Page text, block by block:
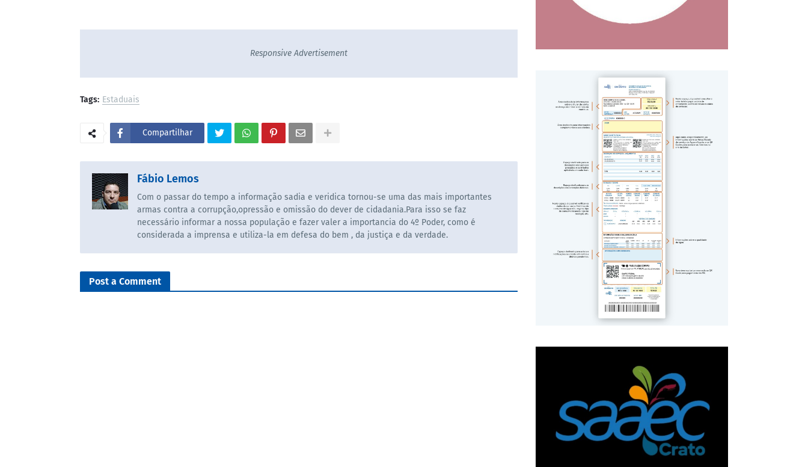
Responsive Advertisement
Tags: Estaduais
Compartilhar
Fábio Lemos
Com o passar do tempo a informação sadia e veridica tornou-se uma das mais importantes
armas contra a corrupção,opressão e omissão do dever de cidadania.Para isso se faz
necessário informar a nossa população e fazer valer a importancia do 4º Poder, como é
considerada a imprensa e utiliza-la em defesa do bem , da justiça e da verdade.
Post a Comment